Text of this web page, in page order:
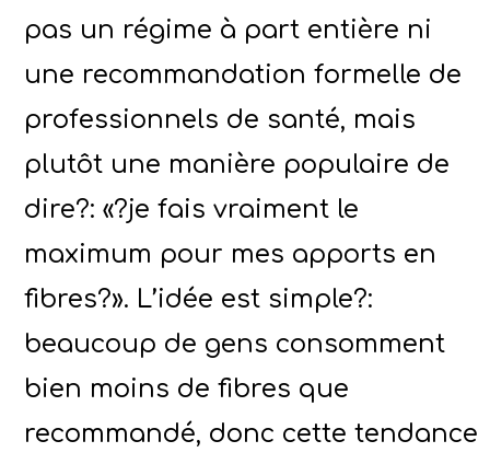
pas un régime à part entière ni
une recommandation formelle de
professionnels de santé, mais
plutôt une manière populaire de
dire?: «?je fais vraiment le
maximum pour mes apports en
fibres?». L’idée est simple?:
beaucoup de gens consomment
bien moins de fibres que
recommandé, donc cette tendance